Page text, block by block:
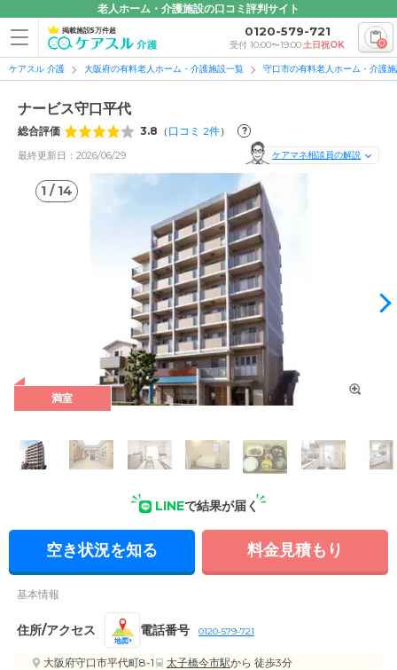
老人ホーム・介護施設の口コミ評判サイト
掲載施設5万件超 0120-579-721
受付 10:00〜19:00土日祝OK 0
ケアスル 介護 大阪府の有料老人ホーム・介護施設一覧 守口市の有料老人ホーム・介護
ナービス守口平代
総合評価 3.8 （ 口コミ 2件） ?
最終更新日：2026/06/29 ケアマネ相談員の解説
1 / 14
1/14
宅です。訪問介護・訪問看護ステーションを併設しています。
満室
LINEで結果が届く
空き状況を知る 料金見積もり
基本情報
住所/アクセス
地図
電話番号 0120-579-721
大阪府守口市平代町8-1 太子橋今市駅から 徒歩3分